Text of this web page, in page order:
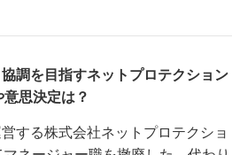
調を目指すネットプロテクション
思決定は？
する株式会社ネットプロテクショ